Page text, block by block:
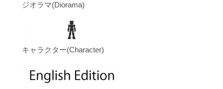
ジオラマ(Diorama)
キャラクター(Character)